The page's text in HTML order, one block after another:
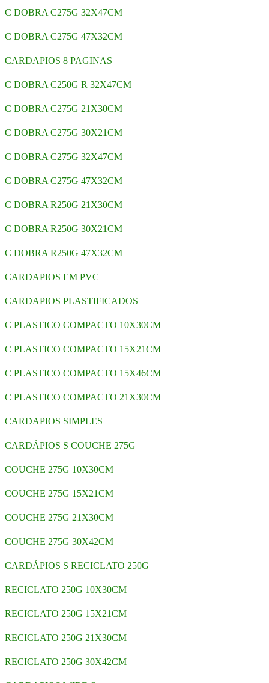
C DOBRA C275G 32X47CM
C DOBRA C275G 47X32CM
CARDAPIOS 8 PAGINAS
C DOBRA C250G R 32X47CM
C DOBRA C275G 21X30CM
C DOBRA C275G 30X21CM
C DOBRA C275G 32X47CM
C DOBRA C275G 47X32CM
C DOBRA R250G 21X30CM
C DOBRA R250G 30X21CM
C DOBRA R250G 47X32CM
CARDAPIOS EM PVC
CARDAPIOS PLASTIFICADOS
C PLASTICO COMPACTO 10X30CM
C PLASTICO COMPACTO 15X21CM
C PLASTICO COMPACTO 15X46CM
C PLASTICO COMPACTO 21X30CM
CARDAPIOS SIMPLES
CARDÁPIOS S COUCHE 275G
COUCHE 275G 10X30CM
COUCHE 275G 15X21CM
COUCHE 275G 21X30CM
COUCHE 275G 30X42CM
CARDÁPIOS S RECICLATO 250G
RECICLATO 250G 10X30CM
RECICLATO 250G 15X21CM
RECICLATO 250G 21X30CM
RECICLATO 250G 30X42CM